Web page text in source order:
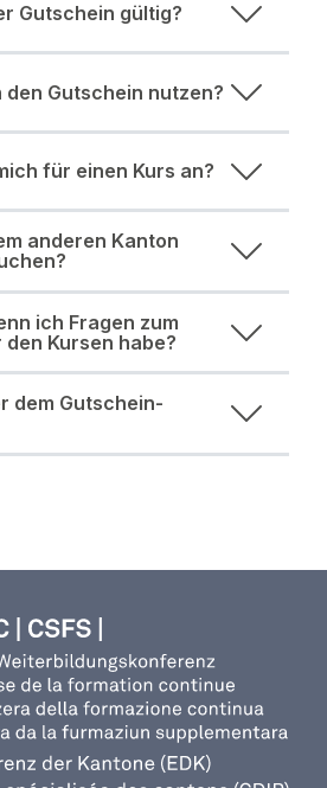
Gutschein gültig?
Gutschein nutzen?
für einen Kurs an?
anderen Kanton
ich Fragen zum
Kursen habe?
dem Gutschein-